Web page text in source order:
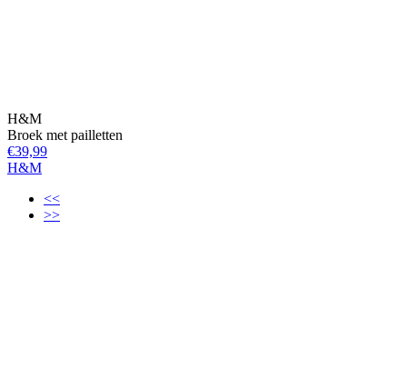
H&M
Broek met pailletten
€39,99
H&M
<<
>>